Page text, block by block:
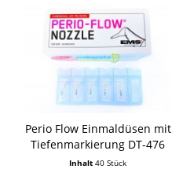
Perio Flow Einmaldüsen mit
Tiefenmarkierung DT-476
Inhalt40 Stück